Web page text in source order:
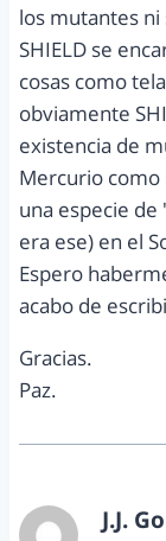
los mutantes
SHIELD se
cosas como
obviamente
existencia de
Mercurio como
una especie
era ese) en el
Espero
acabo de
Gracias.
Paz.
J.J.